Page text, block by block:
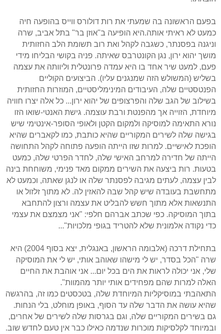
בפעם הראשונה בה שמעתי את רות דולורס ווייס בהופעה חיה
כמעט לא ראיתי אותה.היא הופיעה ב"אוזן בר" בתל אביב, שרה
וניגנה בפסנתר, כשגבה לקהל ואת רוב תשומת הלב החזותית
מושך יהוא ירון, נגן הקונטרבס שאיתה. פניה בקושי הבליחו מידי
פעם, למעט שיר אחד בו היא עמדה פרונטלית וליוותה את עצמה
בשליש (המשולש הזה שמנגנים עליו). הביצועים הקוליים
הפנטסטיים שלה, העיבודים המינימליסטיים, המוזרות החזותית
בשילוב של הגב שלה והפרצופים של יהוא ירון... כל אלה יצרו חוויה
מיוחדת, הזוייה אך מהפנטת ורבת עוצמה. גישת האנטי-שואו הזו
נורא התאימה למוסיקה ולמקום הקטן ולאופי הסופר-אינטימי שיש
בגישה שלה לשירים המקוריים שהיא כותבת, כמו לקאברים שהיא
הופכת לאישיים. למרות שזו הייתה הופעה פתוחה לקהל התחושה
הייתה של חדירה למרחב האישי שלה, לחדר הפרטי שלה, כמעט
בטעות. רות ביצעה את השירים ממקום מאד פנימי, משוחחת בינה
לבין עצמה, לעתים מגיבה לפסנתר שלה או לנגן שאתה, וכמעט לא
מתחשבת בעובדה שיש קהל שבה להאזין לה. לא מתוך זלזול או
התנשאות אלא מתוך חשש להבליט את עצמה ורצון להתחבא
בתוך המוסיקה. כפי שכתב אברהם חלפי: "אני מצמצם את עצמי
כדי נקודה אלמונית שלא להטריד בגופי מלכויות"...
בתחילת דרכה (אלבומה הראשון, באנגלית, יצא בסוף 2004) היא
שרה "הכל בסדר, יש לי מישהו שאוהב אותי, יש לי את המוסיקה
שלי, אני יכולה לראות את הים בכל יום... אני אוהבת את החיים
האלה למרות שהם מפחידים אותי יותר מהמוות".
התאהבתי במוסיקליות המיוחדת שלה, בטכסטים כמו זה, בהרגשה
שהיא עושה את הדבר שלה עד הסוף, באופן מוחלט, בלי הנחות.
גם בשירים המקוריים שלה, וגם בגרסות שלה לשירים של אחרים,
ובמיוחד לקלסיקות מוכרות שנדמה כאילו כבר אין טעם לחדש שוב.